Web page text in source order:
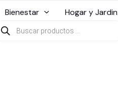
Bienestar Hogar y Jardin